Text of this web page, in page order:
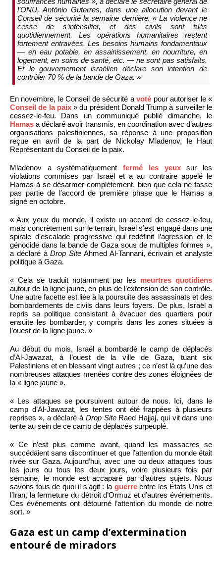
l’ONU, António Guterres, dans une allocution devant le
Conseil de sécurité la semaine dernière. « La violence ne
cesse de s’intensifier, et des civils sont tués
quotidiennement. Les opérations humanitaires restent
fortement entravées. Les besoins humains fondamentaux
— en eau potable, en assainissement, en nourriture, en
logement, en soins de santé, etc. — ne sont pas satisfaits.
Et le gouvernement israélien déclare son intention de
contrôler 70 % de la bande de Gaza. »
En novembre, le Conseil de sécurité avoté pour autoriser le «
Conseil de la paix» du président Donald Trump à surveiller le
cessez-le-feu. Dans un communiqué publié dimanche, le
Hamas a déclaré avoir transmis, en coordination avec d’autres
organisations palestiniennes, sa réponse à une proposition
reçue en avril de la part de Nickolay Mladenov, le Haut
Représentant du Conseil de la paix.
Mladenov a systématiquementfermé les yeuxsur les
violations commises par Israël et a au contraire appelé le
Hamas à se désarmer complètement, bien que cela ne fasse
pas partie de l’accord de première phase que le Hamas a
signé en octobre.
« Aux yeux du monde, il existe un accord de cessez-le-feu,
mais concrètement sur le terrain, Israël s’est engagé dans une
spirale d’escalade progressive qui redéfinit l’agression et le
génocide dans la bande de Gaza sous de multiples formes »,
a déclaré àDrop Site Ahmed Al-Tannani, écrivain et analyste
politique à Gaza.
« Cela se traduit notamment par les meurtres quotidiens
autour de la ligne jaune, en plus de l’extension de son contrôle.
Une autre facette est liée à la poursuite des assassinats et des
bombardements de civils dans leurs foyers. De plus, Israël a
repris sa politique consistant à évacuer des quartiers pour
ensuite les bombarder, y compris dans les zones situées à
l’ouest de la ligne jaune. »
Au début du mois, Israël a bombardé le camp de déplacés
d’Al-Jawazat, à l’ouest de la ville de Gaza, tuant six
Palestiniens et en blessant vingt autres ; ce n’est là qu’une des
nombreuses attaques menées contre des zones éloignées de
la « ligne jaune ».
« Les attaques se poursuivent autour de nous. Ici, dans le
camp d’Al-Jawazat, les tentes ont été frappées à plusieurs
reprises », a déclaré à Drop SiteRaed Hajjaj, qui vit dans une
tente au sein de ce camp de déplacés surpeuplé.
« Ce n’est plus comme avant, quand les massacres se
succédaient sans discontinuer et que l’attention du monde était
rivée sur Gaza. Aujourd’hui, avec une ou deux attaques tous
les jours ou tous les deux jours, voire plusieurs fois par
semaine, le monde est accaparé par d’autres sujets. Nous
savons tous de quoi il s’agit : la guerreentre les États-Unis et
l’Iran, la fermeture du détroit d’Ormuz et d’autres événements.
Ces événements ont détourné l’attention du monde de notre
sort. »
Gaza est un camp d’extermination
entouré de miradors